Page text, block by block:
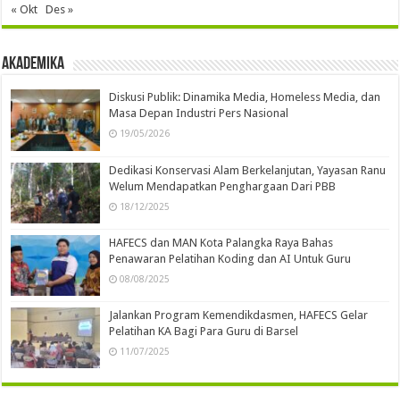
« Okt
Des »
Akademika
Diskusi Publik: Dinamika Media, Homeless Media, dan
Masa Depan Industri Pers Nasional
19/05/2026
Dedikasi Konservasi Alam Berkelanjutan, Yayasan Ranu
Welum Mendapatkan Penghargaan Dari PBB
18/12/2025
HAFECS dan MAN Kota Palangka Raya Bahas
Penawaran Pelatihan Koding dan AI Untuk Guru
08/08/2025
Jalankan Program Kemendikdasmen, HAFECS Gelar
Pelatihan KA Bagi Para Guru di Barsel
11/07/2025